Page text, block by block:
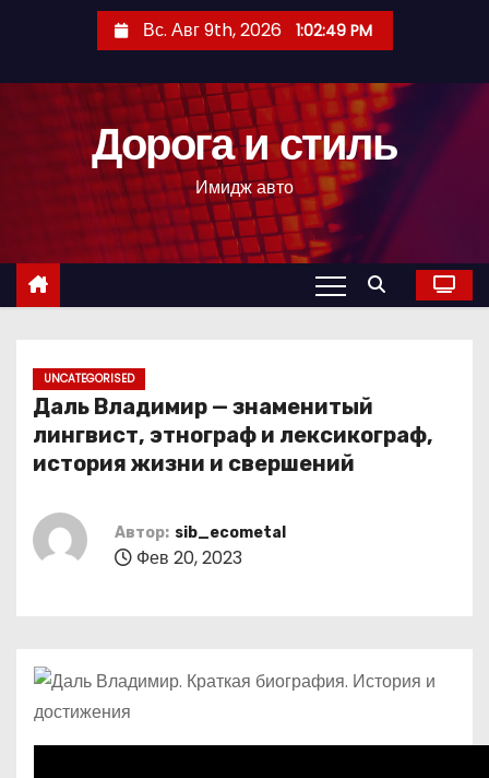
с
Вс. Авг 9th, 2026 1:02:50 PM
Дорога и стиль
Имидж авто
UNCATEGORISED
Даль Владимир — знаменитый
лингвист, этнограф и лексикограф,
история жизни и свершений
Автор: sib_ecometal
Фев 20, 2023